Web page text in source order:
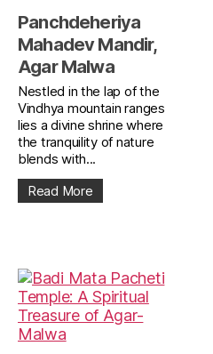
Panchdeheriya
Mahadev Mandir,
Agar Malwa
Nestled in the lap of the
Vindhya mountain ranges
lies a divine shrine where
the tranquility of nature
blends with...
Read More